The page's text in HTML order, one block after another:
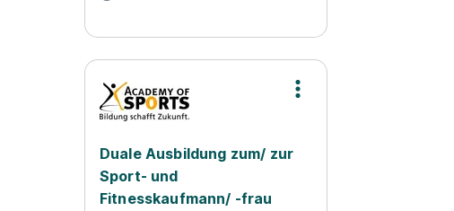
Duale Ausbildung zum/ zur
Sport- und
Fitnesskaufmann/ -frau